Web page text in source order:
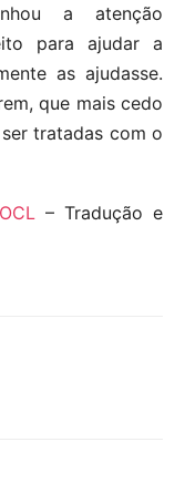
a atenção
para ajudar a
as ajudasse.
que mais cedo
tratadas com o
– Tradução e